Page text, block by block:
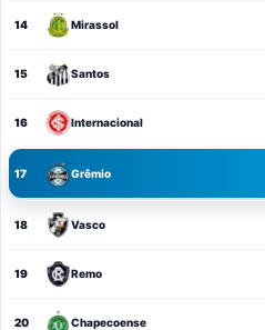
14 Mirassol
15 Santos
16 Internacional
17 Grêmio
18 Vasco
19 Remo
20 Chapecoense